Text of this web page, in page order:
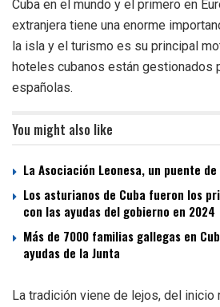
Cuba en el mundo y el primero en
extranjera tiene una enorme
la isla y el turismo es su principal
hoteles cubanos están gestionados
españolas.
You might also like
La Asociación Leonesa, un puente
Los asturianos de Cuba fueron los
con las ayudas del gobierno en 2024
Más de 7000 familias gallegas en
ayudas de la Junta
La tradición viene de lejos, del inicio